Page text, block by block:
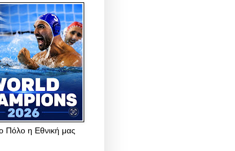
Πόλο η Εθνική μας